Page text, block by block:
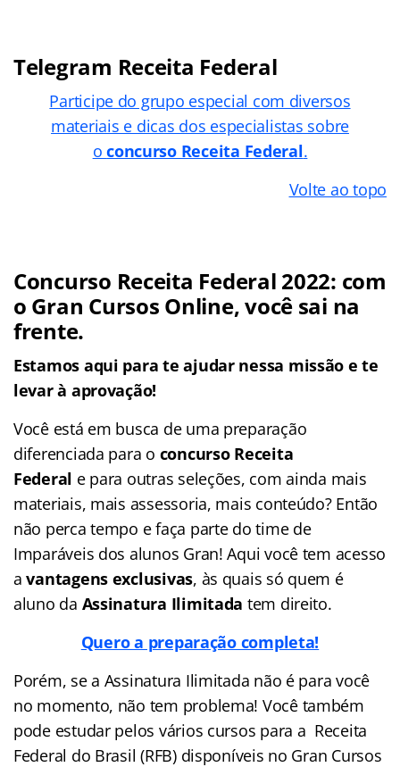
Telegram Receita Federal
Participe do grupo especial com diversos
materiais e dicas dos especialistas sobre
oconcurso Receita Federal.
Volte ao topo
Concurso Receita Federal 2022: com
o Gran Cursos Online, você sai na
frente.
Estamos aqui para te ajudar nessa missão e te
levar à aprovação!
Você está em busca de uma preparação
diferenciada para o concurso Receita
Federal e para outras seleções, com ainda mais
materiais, mais assessoria, mais conteúdo? Então
não perca tempo e faça parte do time de
Imparáveis dos alunos Gran! Aqui você tem acesso
avantagens exclusivas, às quais só quem é
aluno da Assinatura Ilimitada tem direito.
Quero a preparação completa!
Porém, se a Assinatura Ilimitada não é para você
no momento, não tem problema! Você também
pode estudar pelos vários cursos para a Receita
Federal do Brasil (RFB) disponíveis no Gran Cursos